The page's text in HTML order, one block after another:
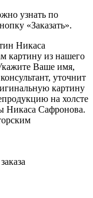
узнать по
«Заказать».
Никаса
картину из нашего
Ваше имя,
уточнит
картину
на холсте
Никаса Сафронова.